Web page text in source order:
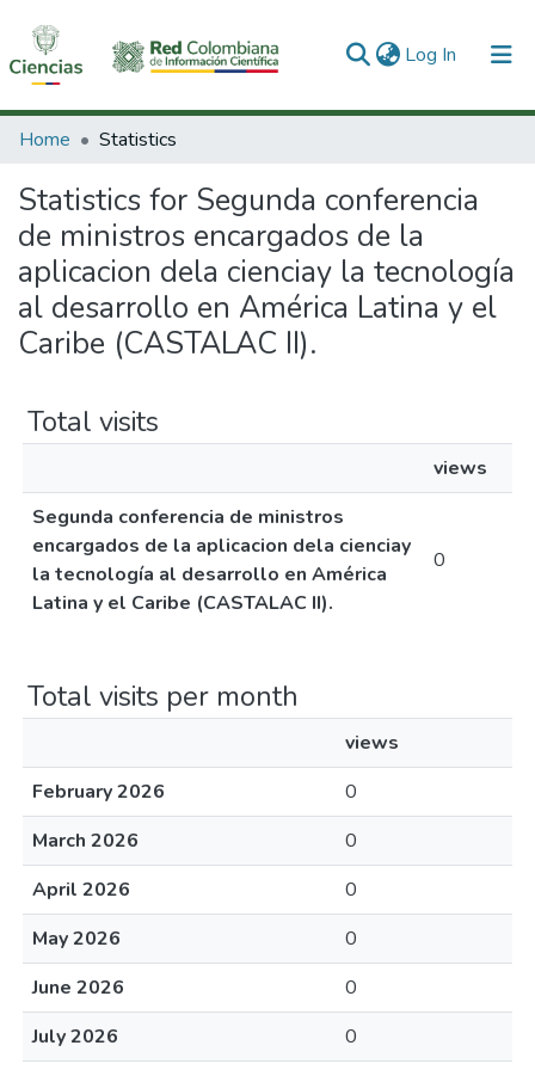
Log In (current)
Communities & Collections
All of DSpace
Home Statistics
Statistics for Segunda conferencia
de ministros encargados de la
aplicacion dela cienciay la tecnología
al desarrollo en América Latina y el
Caribe (CASTALAC II).
Total visits
views
Segunda conferencia de ministros
encargados de la aplicacion dela cienciay
la tecnología al desarrollo en América
Latina y el Caribe (CASTALAC II).
0
Total visits per month
views
February 2026
0
March 2026
0
April 2026
0
May 2026
0
June 2026
0
July 2026
0